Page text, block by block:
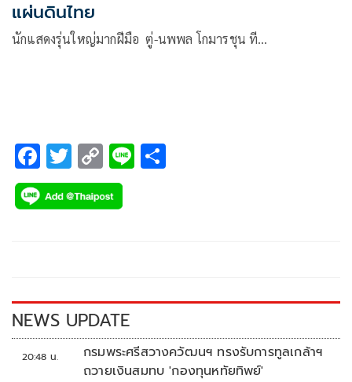
แผ่นดินไทย
นักแสดงรุ่นใหญ่มากฝีมือ ตู่-นพพล โกมารชุน ที…
F
ac
e
k
T
wi
tt
C
o
p
k
Li
NEWS UPDATE
20:48 น.
กรมพระศรีสวางควัฒนฯ ทรงรับการทูลเกล้าฯ
ถวายเงินสมทบ 'กองทุนหทัยทิพย์'